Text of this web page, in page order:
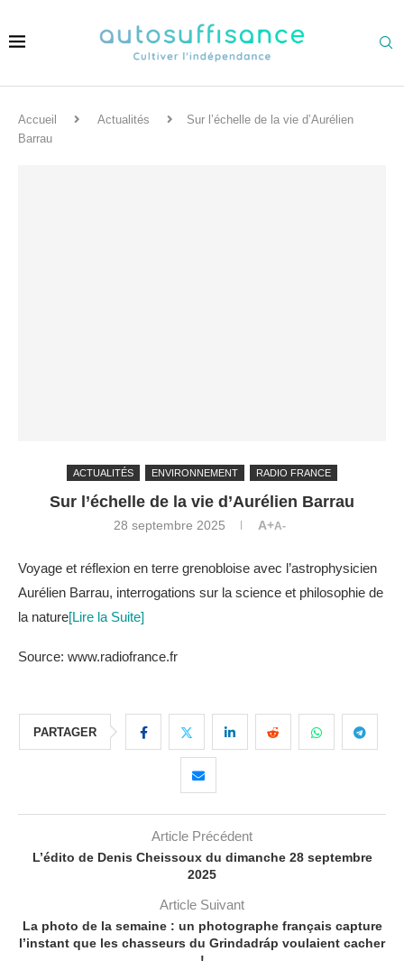
Accueil Actualités
Sur l’échelle de la vie d’Aurélien
Barrau
ACTUALITÉS ENVIRONNEMENT RADIO FRANCE
Sur l’échelle de la vie d’Aurélien Barrau
28 septembre 2025 A+A-
Voyage et réflexion en terre grenobloise avec l’astrophysicien
Aurélien Barrau, interrogations sur la science et philosophie de
la nature[Lire la Suite]
Source: www.radiofrance.fr
PARTAGER
Article Précédent
L’édito de Denis Cheissoux du dimanche 28 septembre
2025
Article Suivant
La photo de la semaine : un photographe français capture
l’instant que les chasseurs du Grindadráp voulaient cacher